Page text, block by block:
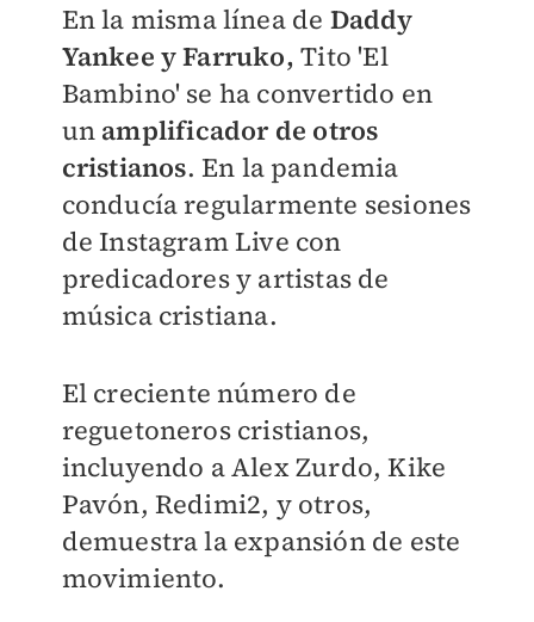
En la misma línea de Daddy
Yankee y Farruko, Tito 'El
Bambino' se ha convertido en
un amplificador de otros
cristianos. En la pandemia
conducía regularmente sesiones
de Instagram Live con
predicadores y artistas de
música cristiana.
El creciente número de
reguetoneros cristianos,
incluyendo a Alex Zurdo, Kike
Pavón, Redimi2, y otros,
demuestra la expansión de este
movimiento.